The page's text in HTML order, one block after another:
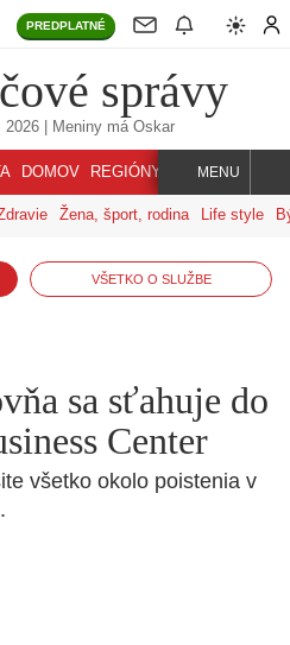
PREDPLATNÉ
správy
2026| Meniny má Oskar
DOMOV REGIÓNY INDEX SVET
MENU
Žena, šport, rodina Life style
VŠETKO O SLUŽBE
sa sťahuje do
Center
všetko okolo poistenia v